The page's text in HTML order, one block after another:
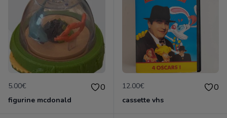
5.00€ 0
figurine mcdonald
12.00€ 0
cassette vhs